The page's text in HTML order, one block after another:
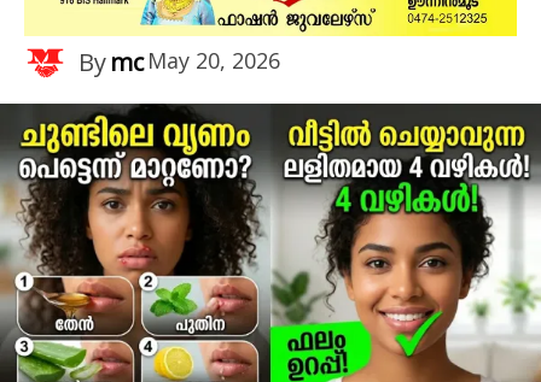
Bymc May 20, 2026